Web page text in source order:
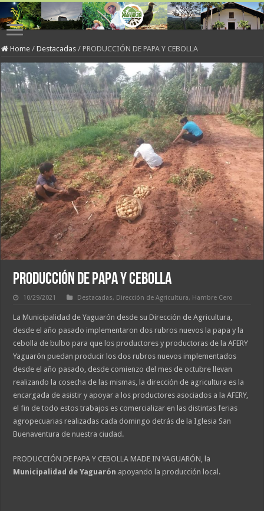
Home / Destacadas / PRODUCCIÓN DE PAPA Y CEBOLLA
PRODUCCIÓN DE PAPA Y CEBOLLA
10/29/2021 Destacadas, Dirección de Agricultura, Hambre Cero
La Municipalidad de Yaguarón desde su Dirección de Agricultura,
desde el año pasado implementaron dos rubros nuevos la papa y la
cebolla de bulbo para que los productores y productoras de la AFERY
Yaguarón puedan producir los dos rubros nuevos implementados
desde el año pasado, desde comienzo del mes de octubre llevan
realizando la cosecha de las mismas, la dirección de agricultura es la
encargada de asistir y apoyar a los productores asociados a la AFERY,
el fin de todo estos trabajos es comercializar en las distintas ferias
agropecuarias realizadas cada domingo detrás de la Iglesia San
Buenaventura de nuestra ciudad.
PRODUCCIÓN DE PAPA Y CEBOLLA MADE IN YAGUARÓN, la
Municipalidad de Yaguarón apoyando la producción local.